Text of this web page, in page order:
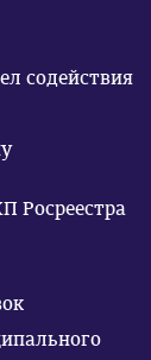
содействия
Росреестра